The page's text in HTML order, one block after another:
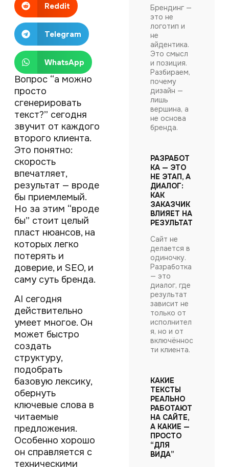
Reddit
Telegram
WhatsApp
Вопрос “а можно
просто
сгенерировать
текст?” сегодня
звучит от каждого
второго клиента.
Это понятно:
скорость
впечатляет,
результат — вроде
бы приемлемый.
Но за этим “вроде
бы” стоит целый
пласт нюансов, на
которых легко
потерять и
доверие, и SEO, и
саму суть бренда.
AI сегодня
действительно
умеет многое. Он
может быстро
создать
структуру,
подобрать
базовую лексику,
обернуть
ключевые слова в
читаемые
предложения.
Особенно хорошо
он справляется с
техническими
Брендинг —
это не
логотип и
не
айдентика.
Это смысл
и позиция.
Разбираем,
почему
дизайн —
лишь
вершина, а
не основа
бренда.
РАЗРАБОТ
КА — ЭТО
НЕ ЭТАП, А
ДИАЛОГ:
КАК
ЗАКАЗЧИК
ВЛИЯЕТ НА
РЕЗУЛЬТАТ
Сайт не
делается в
одиночку.
Разработка
— это
диалог, где
результат
зависит не
только от
исполнител
я, но и от
включённос
ти клиента.
КАКИЕ
ТЕКСТЫ
РЕАЛЬНО
РАБОТАЮТ
НА САЙТЕ,
А КАКИЕ —
ПРОСТО
“ДЛЯ
ВИДА”